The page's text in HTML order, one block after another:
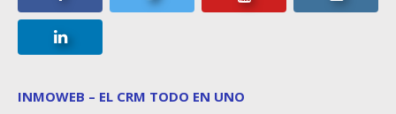
INMOWEB – EL CRM TODO EN UNO